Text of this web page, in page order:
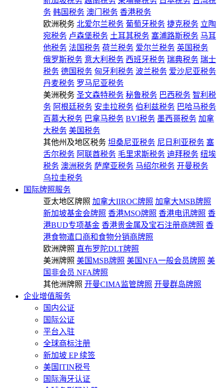
务 韩国税务 澳门税务 香港税务
欧洲税务 北爱尔兰税务 葡萄牙税务 捷克税务 立陶
宛税务 卢森堡税务 土耳其税务 塞浦路斯税务 马耳
他税务 法国税务 荷兰税务 爱尔兰税务 英国税务
俄罗斯税务 意大利税务 西班牙税务 瑞典税务 瑞士
税务 德国税务 匈牙利税务 波兰税务 爱沙尼亚税务
丹麦税务 罗马尼亚税务
美洲税务 圣文森特税务 秘鲁税务 巴西税务 智利税
务 阿根廷税务 安圭拉税务 伯利兹税务 巴哈马税务
百慕大税务 巴拿马税务 BVI税务 墨西哥税务 加拿
大税务 美国税务
其他州及地区税务 坦桑尼亚税务 尼日利亚税务 塞
舌尔税务 阿联酋税务 毛里求斯税务 迪拜税务 纽埃
税务 澳洲税务 萨摩亚税务 马绍尔税务 开曼税务
乌拉圭税务
国际牌照服务
亚太地区牌照 加拿大IIROC牌照 加拿大MSB牌照
新加坡基金会牌照 香港MSO牌照 香港电讯牌照 香
港BUD专项基金 香港贵金属及宝石注册商牌照 香
港食物遣口商和食物分销商牌照
欧洲牌照 直布罗陀DLT牌照
美洲牌照 美国MSB牌照 美国NFA一般会员牌照 美
国非会员 NFA牌照
其他洲牌照 开曼CIMA监管牌照 开曼群岛牌照
企业增值服务
国内公证
国际公证
平台入驻
全球商标注册
新加坡 EP 续签
美国ITIN税号
国际海牙认证